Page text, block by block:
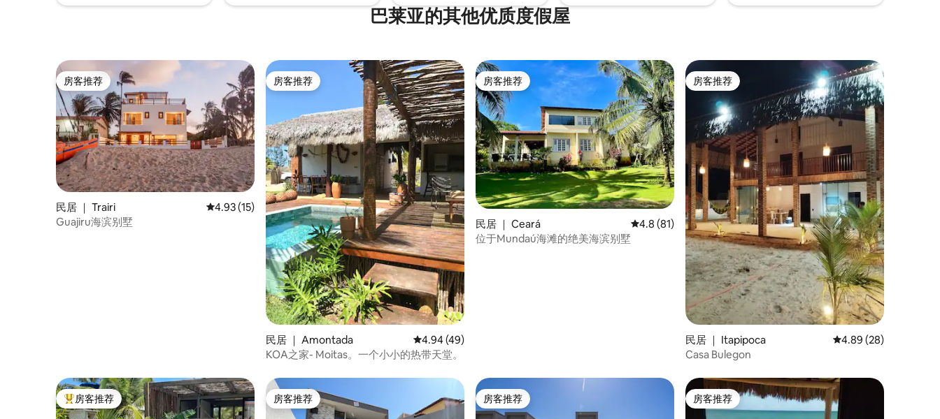
巴莱亚的其他优质度假屋
房客推荐
房客推荐
民居 ｜ Trairi 平均评分 4.93 分（满分 5 分），共 15 条评价
4.93 (15)
Guajiru海滨别墅
房客推荐
房客推荐
民居 ｜ Amontada 平均评分 4.94 分（满分 5 分），共 49 条评价
4.94 (49)
KOA之家- Moitas。一个小小的热带天堂。
房客推荐
房客推荐
民居 ｜ Ceará 平均评分 4.8 分（满分 5 分），共 81 条评价
4.8 (81)
位于Mundaú海滩的绝美海滨别墅
房客推荐
房客推荐
民居 ｜ Itapipoca 平均评分 4.89 分（满
4.89 (28)
Casa Bulegon
热门「房客推荐」
房客推荐 房客推荐
房客推荐 房客推荐
房客推荐 房客推荐
房客推荐